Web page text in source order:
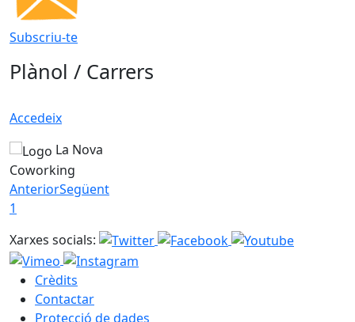
Subscriu-te
Plànol / Carrers
Accedeix
La Nova
Coworking
AnteriorSegüent
1
Xarxes socials:
Crèdits
Contactar
Protecció de dades